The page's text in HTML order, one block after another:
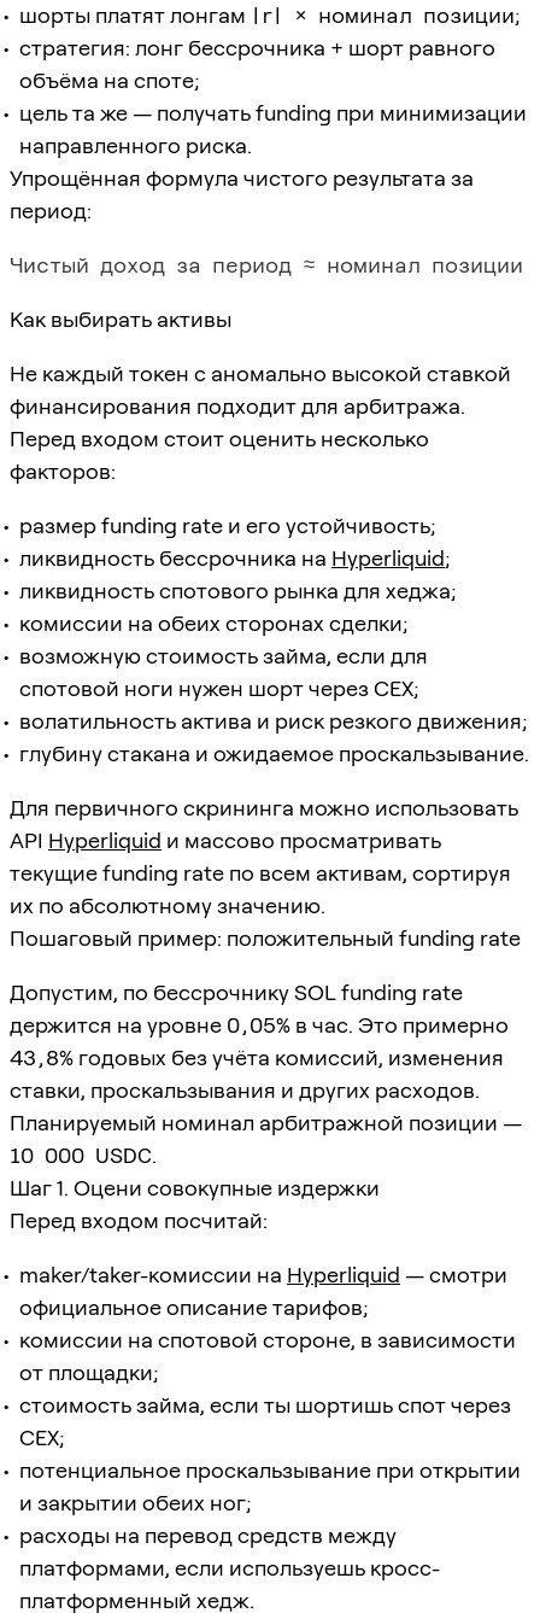
шорты платят лонгам |r| × номинал позиции;
стратегия: лонг бессрочника + шорт равного
объёма на споте;
цель та же — получать funding при минимизации
направленного риска.
Упрощённая формула чистого результата за
период:
Как выбирать активы
Не каждый токен с аномально высокой ставкой
финансирования подходит для арбитража.
Перед входом стоит оценить несколько
факторов:
размер funding rate и его устойчивость;
ликвидность бессрочника на Hyperliquid;
ликвидность спотового рынка для хеджа;
комиссии на обеих сторонах сделки;
возможную стоимость займа, если для
спотовой ноги нужен шорт через CEX;
волатильность актива и риск резкого движения;
глубину стакана и ожидаемое проскальзывание.
Для первичного скрининга можно использовать
API Hyperliquid и массово просматривать
текущие funding rate по всем активам, сортируя
их по абсолютному значению.
Пошаговый пример: положительный funding rate
Допустим, по бессрочнику SOL funding rate
держится на уровне 0,05% в час. Это примерно
43,8% годовых без учёта комиссий, изменения
ставки, проскальзывания и других расходов.
Планируемый номинал арбитражной позиции —
10 000 USDC.
Шаг 1. Оцени совокупные издержки
Перед входом посчитай:
maker/taker-комиссии на Hyperliquid — смотри
официальное описание тарифов;
комиссии на спотовой стороне, в зависимости
от площадки;
стоимость займа, если ты шортишь спот через
CEX;
потенциальное проскальзывание при открытии
и закрытии обеих ног;
расходы на перевод средств между
платформами, если используешь кросс-
платформенный хедж.